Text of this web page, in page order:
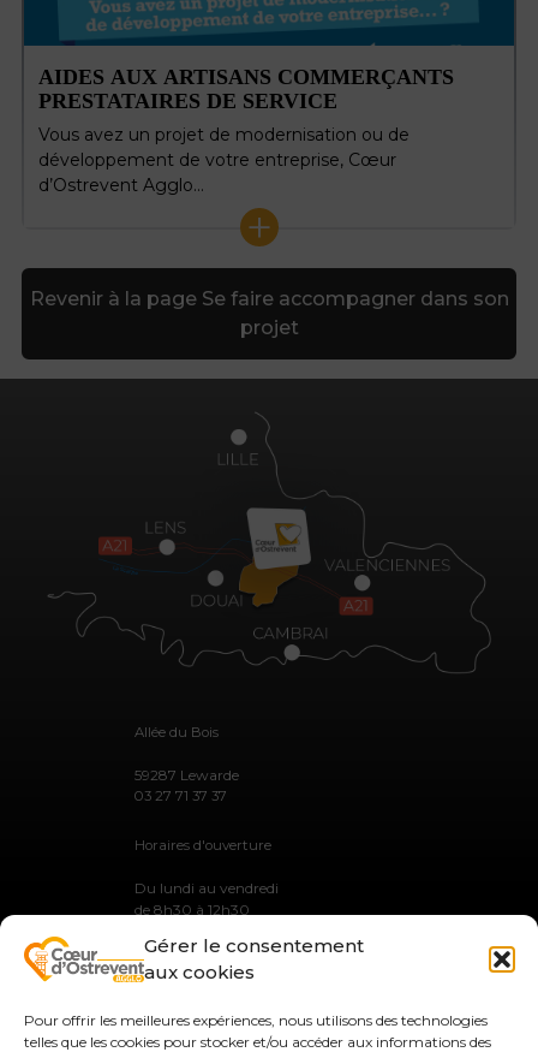
Gérer le consentement
aux cookies
Pour offrir les meilleures expériences, nous utilisons des technologies
telles que les cookies pour stocker et/ou accéder aux informations des
AIDES AUX ARTISANS COMMERÇANTS
PRESTATAIRES DE SERVICE
Vous avez un projet de modernisation ou de
développement de votre entreprise, Cœur
d’Ostrevent Agglo…
+
Revenir à la page Se faire accompagner dans son
projet
Allée du Bois
59287 Lewarde
03 27 71 37 37
Horaires d'ouverture
Du lundi au vendredi
de 8h30 à 12h30